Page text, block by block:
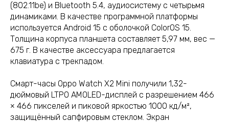
(802.11be) и Bluetooth 5.4, аудиосистему с четырьмя
динамиками. В качестве программной платформы
используется Android 15 с оболочкой ColorOS 15.
Толщина корпуса планшета составляет 5,97 мм, вес —
675 г. В качестве аксессуара предлагается
клавиатура с трекпадом.
Смарт-часы Oppo Watch X2 Mini получили 1,32-
дюймовый LTPO AMOLED-дисплей с разрешением 466
× 466 пикселей и пиковой яркостью 1000 кд/м²,
защищённый сапфировым стеклом. Экран